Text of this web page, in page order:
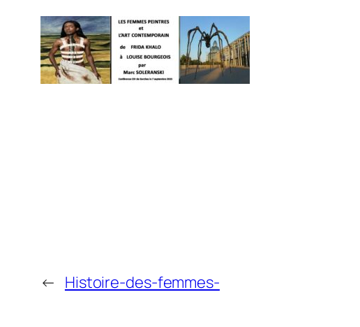
← Histoire-des-femmes-